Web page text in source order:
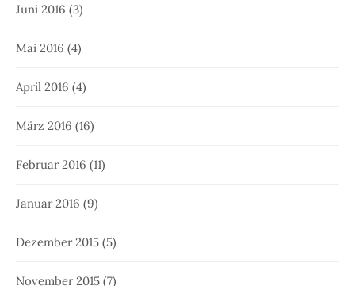
Juni 2016 (3)
Mai 2016 (4)
April 2016 (4)
März 2016 (16)
Februar 2016 (11)
Januar 2016 (9)
Dezember 2015 (5)
November 2015 (7)